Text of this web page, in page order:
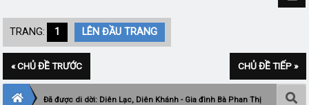
TRANG: 1 LÊN ĐẦU TRANG
« CHỦ ĐỀ TRƯỚC CHỦ ĐỀ TIẾP »
Đã được di dời: Diên Lạc, Diên Khánh - Gia đình Bà Phan Thị